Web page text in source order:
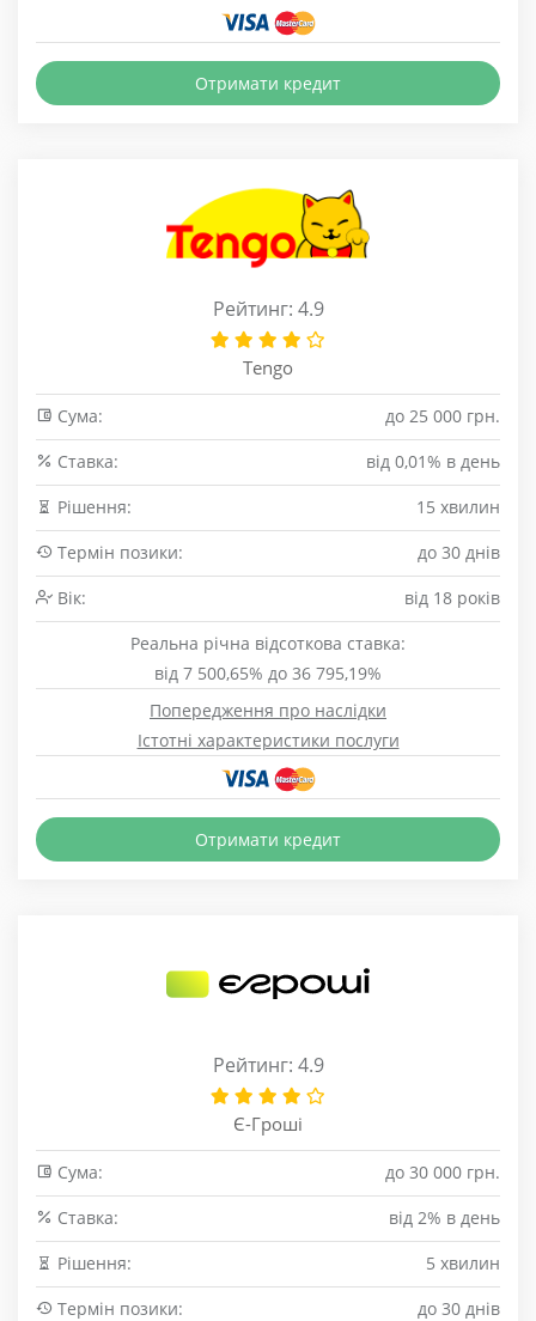
Отримати кредит
Рейтинг: 4.9
Tengo
Сума:
до 25 000 грн.
Cтавка:
від 0,01% в день
Рішення:
15 хвилин
Термін позики:
до 30 днів
Вік:
від 18 років
Реальна річна відсоткова ставка:
від 7 500,65% до 36 795,19%
Попередження про наслідки
Істотні характеристики послуги
Отримати кредит
Рейтинг: 4.9
Є-Гроші
Сума:
до 30 000 грн.
Cтавка:
від 2% в день
Рішення:
5 хвилин
Термін позики:
до 30 днів